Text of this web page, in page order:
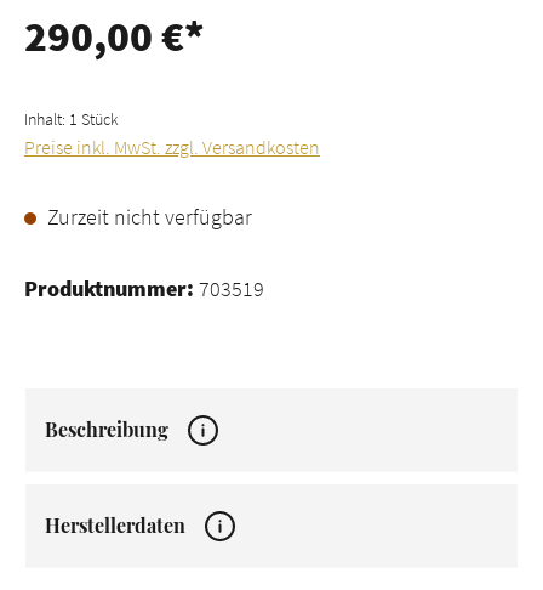
290,00 €*
Inhalt: 1 Stück
Preise inkl. MwSt. zzgl. Versandkosten
Zurzeit nicht verfügbar
Produktnummer: 703519
Beschreibung
Herstellerdaten